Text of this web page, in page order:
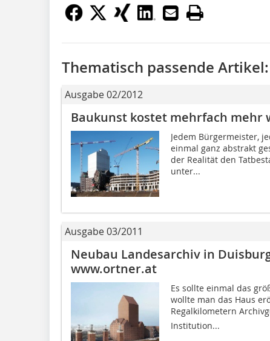
Thematisch passende Artikel:
Ausgabe 02/2012
Baukunst kostet mehrfach mehr
Jedem Bürgermeister,
einmal ganz abstrakt
der Realität den
unter...
Ausgabe 03/2011
Neubau Landesarchiv in
www.ortner.at
Es sollte einmal das
wollte man das Haus
Regalkilometern
Institution...